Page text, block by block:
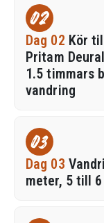
02
Dag 02 Kör
Pritam
1.5 timmars
vandring
03
Dag 03
meter, 5 till